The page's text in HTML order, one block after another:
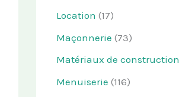
Location (17)
Maçonnerie (73)
Matériaux de construction
Menuiserie (116)